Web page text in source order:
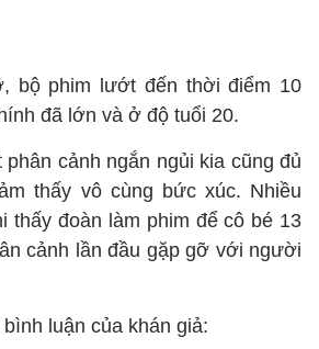
bộ phim lướt đến thời điểm 10
đã lớn và ở độ tuổi 20.
phân cảnh ngắn ngủi kia cũng đủ
thấy vô cùng bức xúc. Nhiều
thấy đoàn làm phim để cô bé 13
cảnh lần đầu gặp gỡ với người
luận của khán giả: